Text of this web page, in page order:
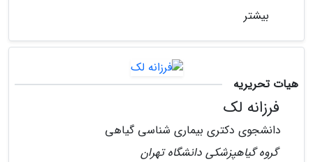
بیشتر
هیات تحریریه
فرزانه لک
دانشجوی دکتری بیماری شناسی گیاهی
گروه گیاهپزشکی دانشگاه تهران